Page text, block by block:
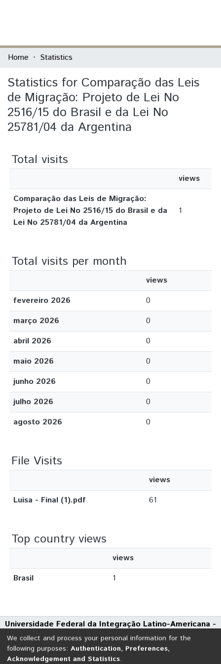
Communities & Collections
All of DSpace
Home Statistics
Statistics for Comparação das Leis
de Migração: Projeto de Lei No
2516/15 do Brasil e da Lei No
25781/04 da Argentina
Total visits
views
Comparação das Leis de Migração:
Projeto de Lei No 2516/15 do Brasil e da
Lei No 25781/04 da Argentina
1
Total visits per month
views
fevereiro 2026
0
março 2026
0
abril 2026
0
maio 2026
0
junho 2026
0
julho 2026
0
agosto 2026
0
File Visits
views
Luisa - Final (1).pdf
61
Top country views
views
Brasil
1
Universidade Federal da Integração Latino-Americana -
UNILA
Avenida Tarquínio Joslin dos Santos, 1000 - Polo Universitário
CEP: 85870-650 | Foz do Iguaçu - Paraná
We collect and process your personal information for the
following purposes: Authentication, Preferences,
Acknowledgement and Statistics.